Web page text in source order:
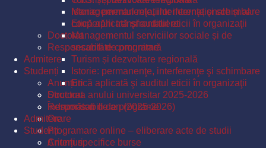
Istorie: permanenţe, interferenţe şi schimbare
Etică aplicată şi auditul eticii în organizaţii
Doctorat
Responsabili de programe
Admitere
Studenți
Anunțuri
Structura anului universitar 2025-2026
Îndrumători de an (2025-2026)
Orare
Programare online – eliberare acte de studii
Criterii specifice burse
Managementul relațiilor internaționale și al
cooperării transfrontaliere
Managementul serviciilor sociale și de
securitate comunitară
Turism și dezvoltare regională
Istorie: permanenţe, interferenţe şi schimbare
Etică aplicată şi auditul eticii în organizaţii
Doctorat
Responsabili de programe
Admitere
Studenți
Anunțuri